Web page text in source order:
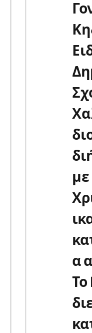
με
α
Το